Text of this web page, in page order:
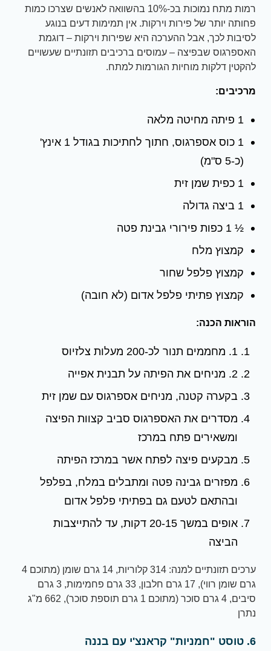
רמות מתח נמוכות בכ-10% בהשוואה לאנשים שצרכו כמות
פחותה יותר של פירות וירקות. אין תמימות דעים בנוגע
לסיבות לכך, אבל ההערכה היא שפירות וירקות – דוגמת
האספרגוס שבפיצה – עמוסים ברכיבים תזונתיים שעשויים
להקטין דלקות מוחיות הגורמות למתח.
מרכיבים:
1 פיתה מחיטה מלאה
1 כוס אספרגוס, חתוך לחתיכות בגודל 1 אינץ'
(כ-5 ס"מ)
1 כפית שמן זית
1 ביצה גדולה
½ 1 כפות פירורי גבינת פטה
קמצוץ מלח
קמצוץ פלפל שחור
קמצוץ פתיתי פלפל אדום (לא חובה)
הוראות הכנה:
1. מחממים תנור לכ-200 מעלות צלזיוס
2. מניחים את הפיתה על תבנית אפייה
בקערה קטנה, מניחים אספרגוס עם שמן זית
מסדרים את האספרגוס סביב קצוות הפיצה
ומשאירים פתח במרכז
מבקעים פיצה לפתח אשר במרכז הפיתה
מפזרים גבינה פטה ומתבלים במלח, בפלפל
ובהתאם לטעם גם בפתיתי פלפל אדום
אופים במשך 20-15 דקות, עד להתייצבות
הביצה
ערכים תזונתיים למנה: 314 קלוריות, 14 גרם שומן (מתוכם 4
גרם שומן רווי), 17 גרם חלבון, 33 גרם פחמימות, 3 גרם
סיבים, 4 גרם סוכר (מתוכם 1 גרם תוספת סוכר), 662 מ"ג
נתרן
6. טוסט "חמניות" קראנצ'י עם בננה